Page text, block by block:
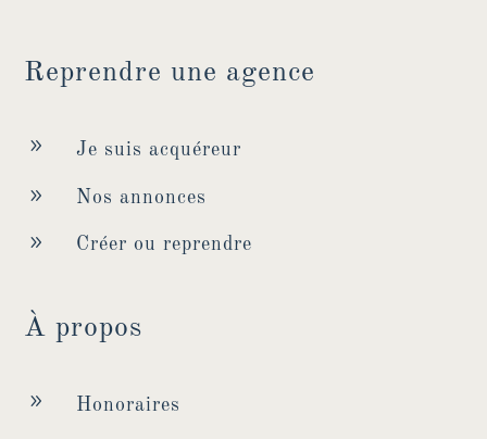
Reprendre une agence
9 Je suis acquéreur
9 Nos annonces
9 Créer ou reprendre
À propos
9 Honoraires